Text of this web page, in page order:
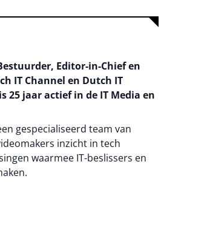
Editor-in-Chief en
IT Channel en Dutch IT
25 jaar actief in de IT Media en
gespecialiseerd team van
inzicht in tech
waarmee IT-beslissers en